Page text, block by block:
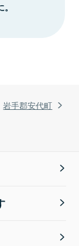
岩手郡安代町